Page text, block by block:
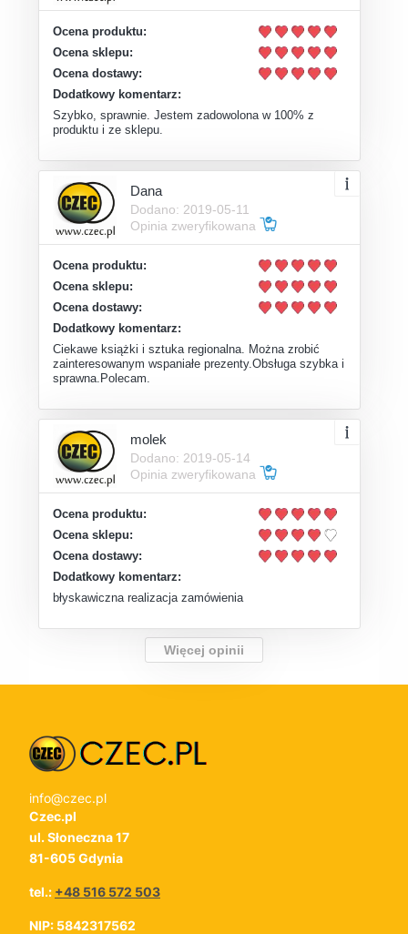
Ocena produktu:
Ocena sklepu:
Ocena dostawy:
Dodatkowy komentarz:
Szybko, sprawnie. Jestem zadowolona w 100% z
produktu i ze sklepu.
Dana
Dodano: 2019-05-11
Opinia zweryfikowana
Ocena produktu:
Ocena sklepu:
Ocena dostawy:
Dodatkowy komentarz:
Ciekawe książki i sztuka regionalna. Można zrobić
zainteresowanym wspaniałe prezenty.Obsługa szybka i
sprawna.Polecam.
molek
Dodano: 2019-05-14
Opinia zweryfikowana
Ocena produktu:
Ocena sklepu:
Ocena dostawy:
Dodatkowy komentarz:
błyskawiczna realizacja zamówienia
Więcej opinii
info@czec.pl
Czec.pl
ul. Słoneczna 17
81-605 Gdynia
tel.: +48 516 572 503
NIP: 5842317562